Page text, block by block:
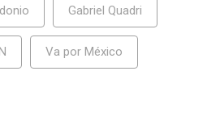
Gabriel Quadri
Va por México